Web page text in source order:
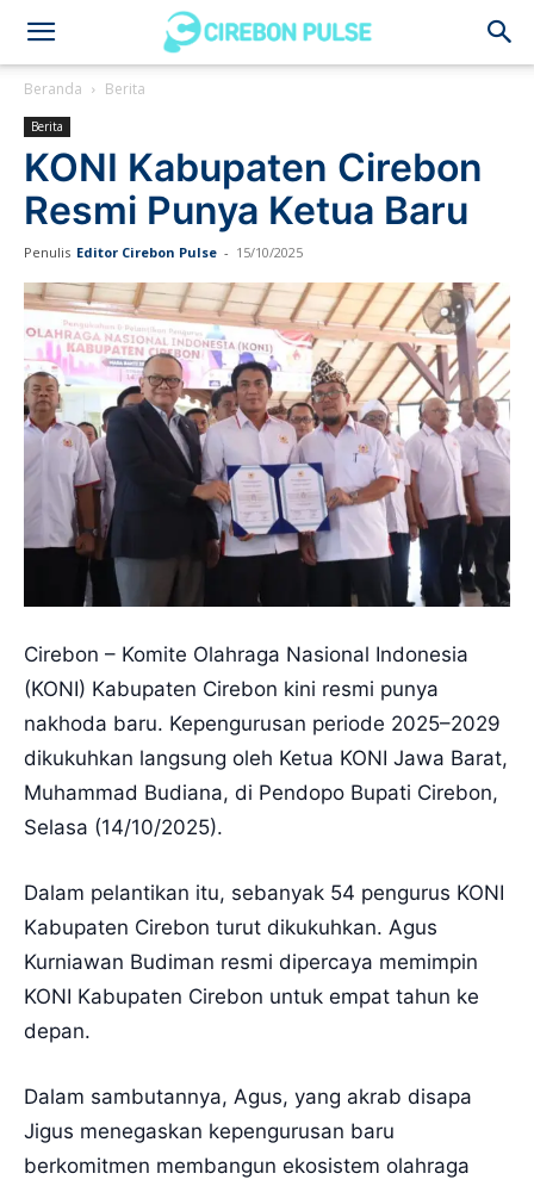
Cirebon
Pulse
Beranda Berita
Berita
KONI Kabupaten Cirebon
Resmi Punya Ketua Baru
Penulis Editor Cirebon Pulse - 15/10/2025
Cirebon – Komite Olahraga Nasional Indonesia
(KONI) Kabupaten Cirebon kini resmi punya
nakhoda baru. Kepengurusan periode 2025–2029
dikukuhkan langsung oleh Ketua KONI Jawa Barat,
Muhammad Budiana, di Pendopo Bupati Cirebon,
Selasa (14/10/2025).
Dalam pelantikan itu, sebanyak 54 pengurus KONI
Kabupaten Cirebon turut dikukuhkan. Agus
Kurniawan Budiman resmi dipercaya memimpin
KONI Kabupaten Cirebon untuk empat tahun ke
depan.
Dalam sambutannya, Agus, yang akrab disapa
Jigus menegaskan kepengurusan baru
berkomitmen membangun ekosistem olahraga